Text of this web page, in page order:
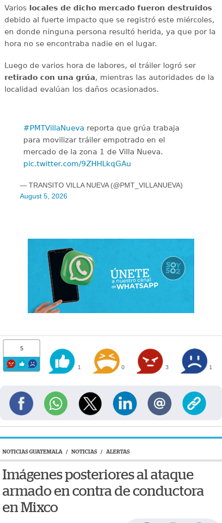
Varios
locales de dicho mercado fueron destruidos
debido al fuerte impacto que se registró este miércoles,
en donde ninguna persona resultó herida, ya que por la
hora no se encontraba nadie en el lugar.
Luego de varios hora de labores, el tráiler logró ser
retirado con una grúa, mientras las autoridades de la
localidad evalúan los daños ocasionados.
#PMTVillaNueva reporta que grúa trabaja
para movilizar tráiler empotrado en el
mercado de la zona 1 de Villa Nueva.
pic.twitter.com/9ZHHLkqGAu
— TRANSITO VILLA NUEVA (@PMT_VILLANUEVA)
August 5, 2026
5
1 0 3 1
NOTICIAS GUATEMALA / NOTICIAS / ALERTAS
Imágenes posteriores al ataque
armado en contra de conductora
en Mixco